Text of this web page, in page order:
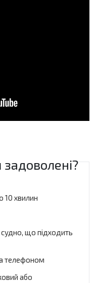
10 хвилин
що підходить
телефоном
або